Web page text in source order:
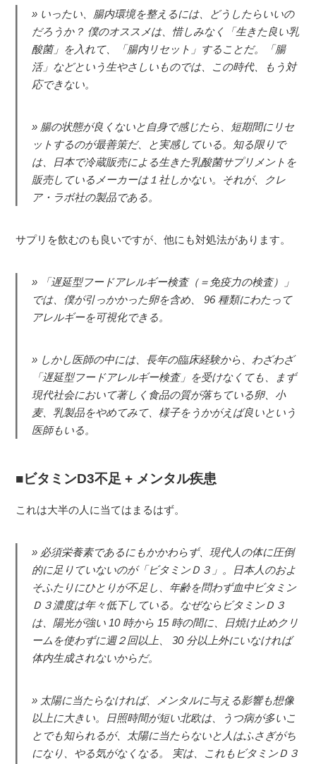
いったい、腸内環境を整えるには、どうしたらいいの
だろうか？ 僕のオススメは、惜しみなく「生きた良い乳
酸菌」を入れて、「腸内リセット」することだ。「腸
活」などという生やさしいものでは、この時代、もう対
応できない。
腸の状態が良くないと自身で感じたら、短期間にリセ
ットするのが最善策だ、と実感している。知る限りで
は、日本で冷蔵販売による生きた乳酸菌サプリメントを
販売しているメーカーは１社しかない。それが、クレ
ア・ラボ社の製品である。
サプリを飲むのも良いですが、他にも対処法があります。
「遅延型フードアレルギー検査（＝免疫力の検査）」
では、僕が引っかかった卵を含め、 96 種類にわたって
アレルギーを可視化できる。
しかし医師の中には、長年の臨床経験から、わざわざ
「遅延型フードアレルギー検査」を受けなくても、まず
現代社会において著しく食品の質が落ちている卵、小
麦、乳製品をやめてみて、様子をうかがえば良いという
医師もいる。
ビタミンD3不足 + メンタル疾患
これは大半の人に当てはまるはず。
必須栄養素であるにもかかわらず、現代人の体に圧倒
的に足りていないのが「ビタミンＤ３」。日本人のおよ
そふたりにひとりが不足し、年齢を問わず血中ビタミン
Ｄ３濃度は年々低下している。なぜならビタミンＤ３
は、陽光が強い 10 時から 15 時の間に、日焼け止めクリ
ームを使わずに週２回以上、 30 分以上外にいなければ
体内生成されないからだ。
太陽に当たらなければ、メンタルに与える影響も想像
以上に大きい。日照時間が短い北欧は、うつ病が多いこ
とでも知られるが、太陽に当たらないと人はふさぎがち
になり、やる気がなくなる。 実は、これもビタミンＤ３